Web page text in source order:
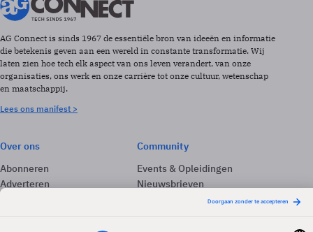
AG Connect is sinds 1967 de essentiële bron van ideeën en informatie
die betekenis geven aan een wereld in constante transformatie. Wij
laten zien hoe tech elk aspect van ons leven verandert, van onze
organisaties, ons werk en onze carrière tot onze cultuur, wetenschap
en maatschappij.
Lees ons manifest >
Over ons
Abonneren
Adverteren
Community
Events & Opleidingen
Nieuwsbrieven